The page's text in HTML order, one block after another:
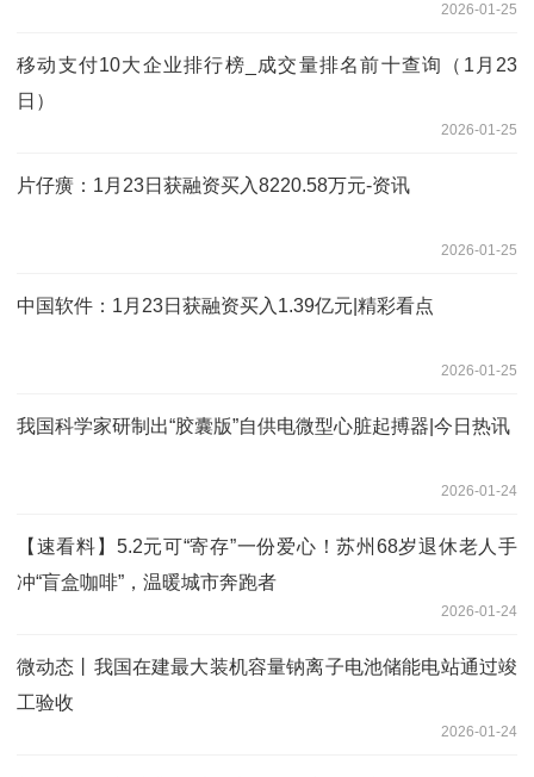
2026-01-25
移动支付10大企业排行榜_成交量排名前十查询（1月23
日）
2026-01-25
片仔癀：1月23日获融资买入8220.58万元-资讯
2026-01-25
中国软件：1月23日获融资买入1.39亿元|精彩看点
2026-01-25
我国科学家研制出“胶囊版”自供电微型心脏起搏器|今日热讯
2026-01-24
【速看料】5.2元可“寄存”一份爱心！苏州68岁退休老人手
冲“盲盒咖啡”，温暖城市奔跑者
2026-01-24
微动态丨我国在建最大装机容量钠离子电池储能电站通过竣
工验收
2026-01-24